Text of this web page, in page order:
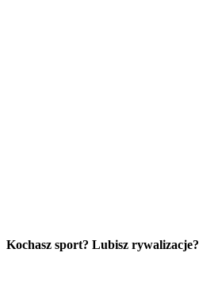
Kochasz sport? Lubisz rywalizacje?